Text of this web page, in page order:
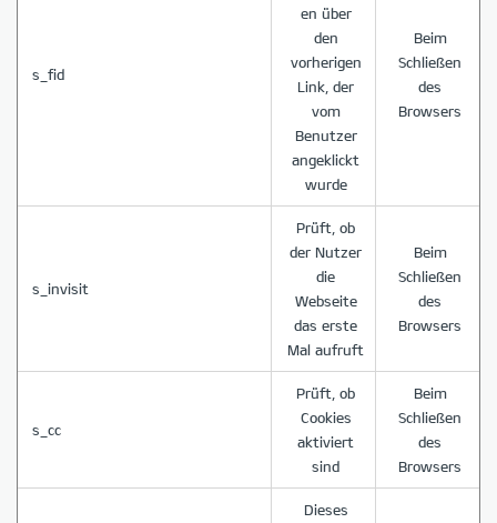
s_fid
en über
den
vorherigen
Link, der
vom
Benutzer
angeklickt
wurde
Beim
Schließen
des
Browsers
s_invisit
Prüft, ob
der Nutzer
die
Webseite
das erste
Mal aufruft
Beim
Schließen
des
Browsers
s_cc
Prüft, ob
Cookies
aktiviert
sind
Beim
Schließen
des
Browsers
Dieses